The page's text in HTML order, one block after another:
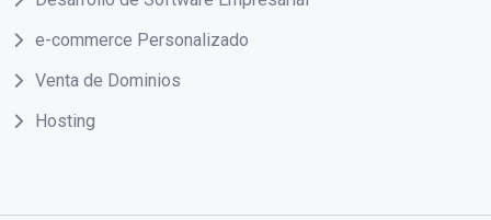
e-commerce Personalizado
Venta de Dominios
Hosting